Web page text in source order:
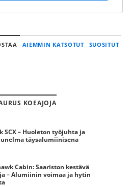
AIEMMIN KATSOTUT SUOSITUT
KOEAJOJA
SCX – Huoleton työjuhta ja
täysalumiinisena
Cabin: Saariston kestävä
– Alumiinin voimaa ja hytin